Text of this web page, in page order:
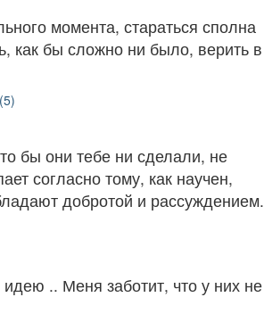
момента, стараться сполна
как бы сложно ни было, верить в
бы они тебе ни сделали, не
согласно тому, как научен,
добротой и рассуждением.
.. Меня заботит, что у них не